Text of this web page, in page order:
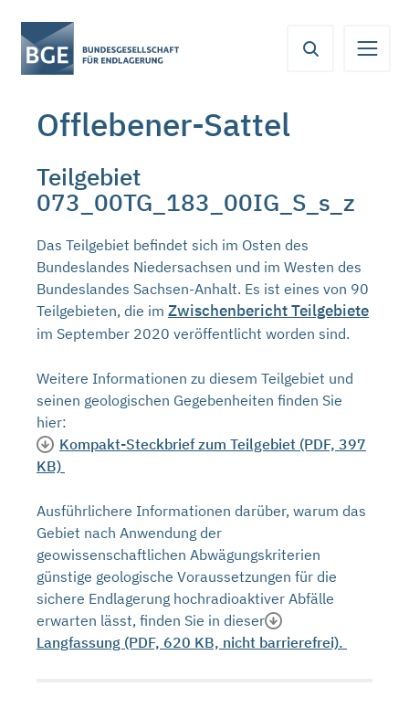
aus
folgenden
Bereichen
Inhaltsbereich
Navigation
Metamenü
Servicemenü
Offlebener-Sattel
Teilgebiet
073_00TG_183_00IG_S_s_z
Das Teilgebiet befindet sich im Osten des
Bundeslandes Niedersachsen und im Westen des
Bundeslandes Sachsen-Anhalt. Es ist eines von 90
Teilgebieten, die im Zwischenbericht Teilgebiete
im September 2020 veröffentlicht worden sind.
Weitere Informationen zu diesem Teilgebiet und
seinen geologischen Gegebenheiten finden Sie
hier:
Kompakt-Steckbrief zum Teilgebiet (PDF, 397
KB)
Ausführlichere Informationen darüber, warum das
Gebiet nach Anwendung der
geowissenschaftlichen Abwägungskriterien
günstige geologische Voraussetzungen für die
sichere Endlagerung hochradioaktiver Abfälle
erwarten lässt, finden Sie in dieser
Langfassung (PDF, 620 KB, nicht barrierefrei).